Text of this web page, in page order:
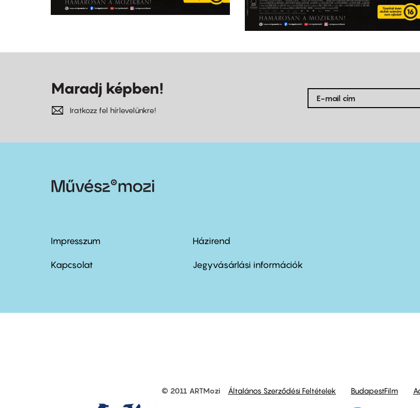
Maradj képben!
Iratkozz fel hírlevelünkre!
Footer
menu
Impresszum
Kapcsolat
Footer
menu
Házirend
Jegyvásárlási információk
© 2011 ARTMozi Általános Szerződési Feltételek BudapestFilm